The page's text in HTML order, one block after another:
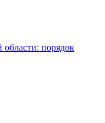
порядок